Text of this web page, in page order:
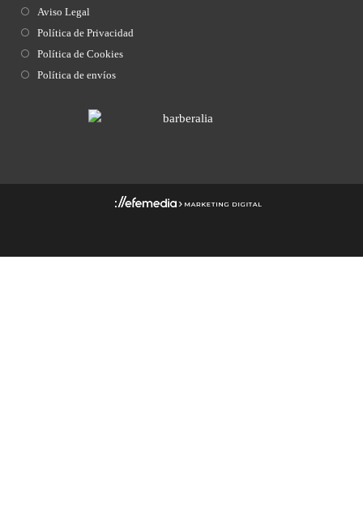
Aviso Legal
Política de Privacidad
Política de Cookies
Política de envíos